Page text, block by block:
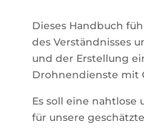
Dieses Handbuch
des Verständnisses
und der Erstellung
Drohnendienste mit
Es soll eine nahtlose
für unsere